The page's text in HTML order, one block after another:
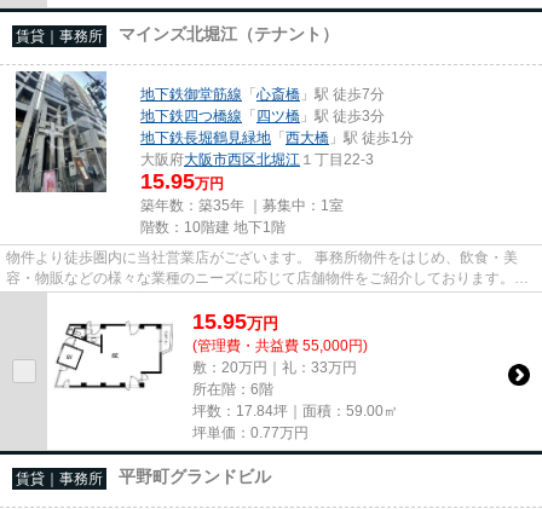
賃貸｜事務所 マインズ北堀江（テナント）
地下鉄御堂筋線 「心斎橋 」駅 徒歩7分
地下鉄四つ橋線 「四ツ橋 」駅 徒歩3分
地下鉄長堀鶴見緑地 「西大橋 」駅 徒歩1分
大阪府大阪市西区北堀江 １丁目22-3
15.95万円
築年数：築35年 ｜募集中： 1室
階数：10階建 地下1階
物件より徒歩圏内に当社営業店がございます。 事務所物件をはじめ、飲食・美
容・物販などの様々な業種のニーズに応じて店舗物件をご紹介しております。
尚、弊社ではおとり広告は一切...
15.95万円
(管理費・共益費 55,000円)
敷：20万円｜礼：33万円
所在階：6階
坪数：17.84坪｜面積：59.00㎡
坪単価： 0.77万円
賃貸｜事務所 平野町グランドビル